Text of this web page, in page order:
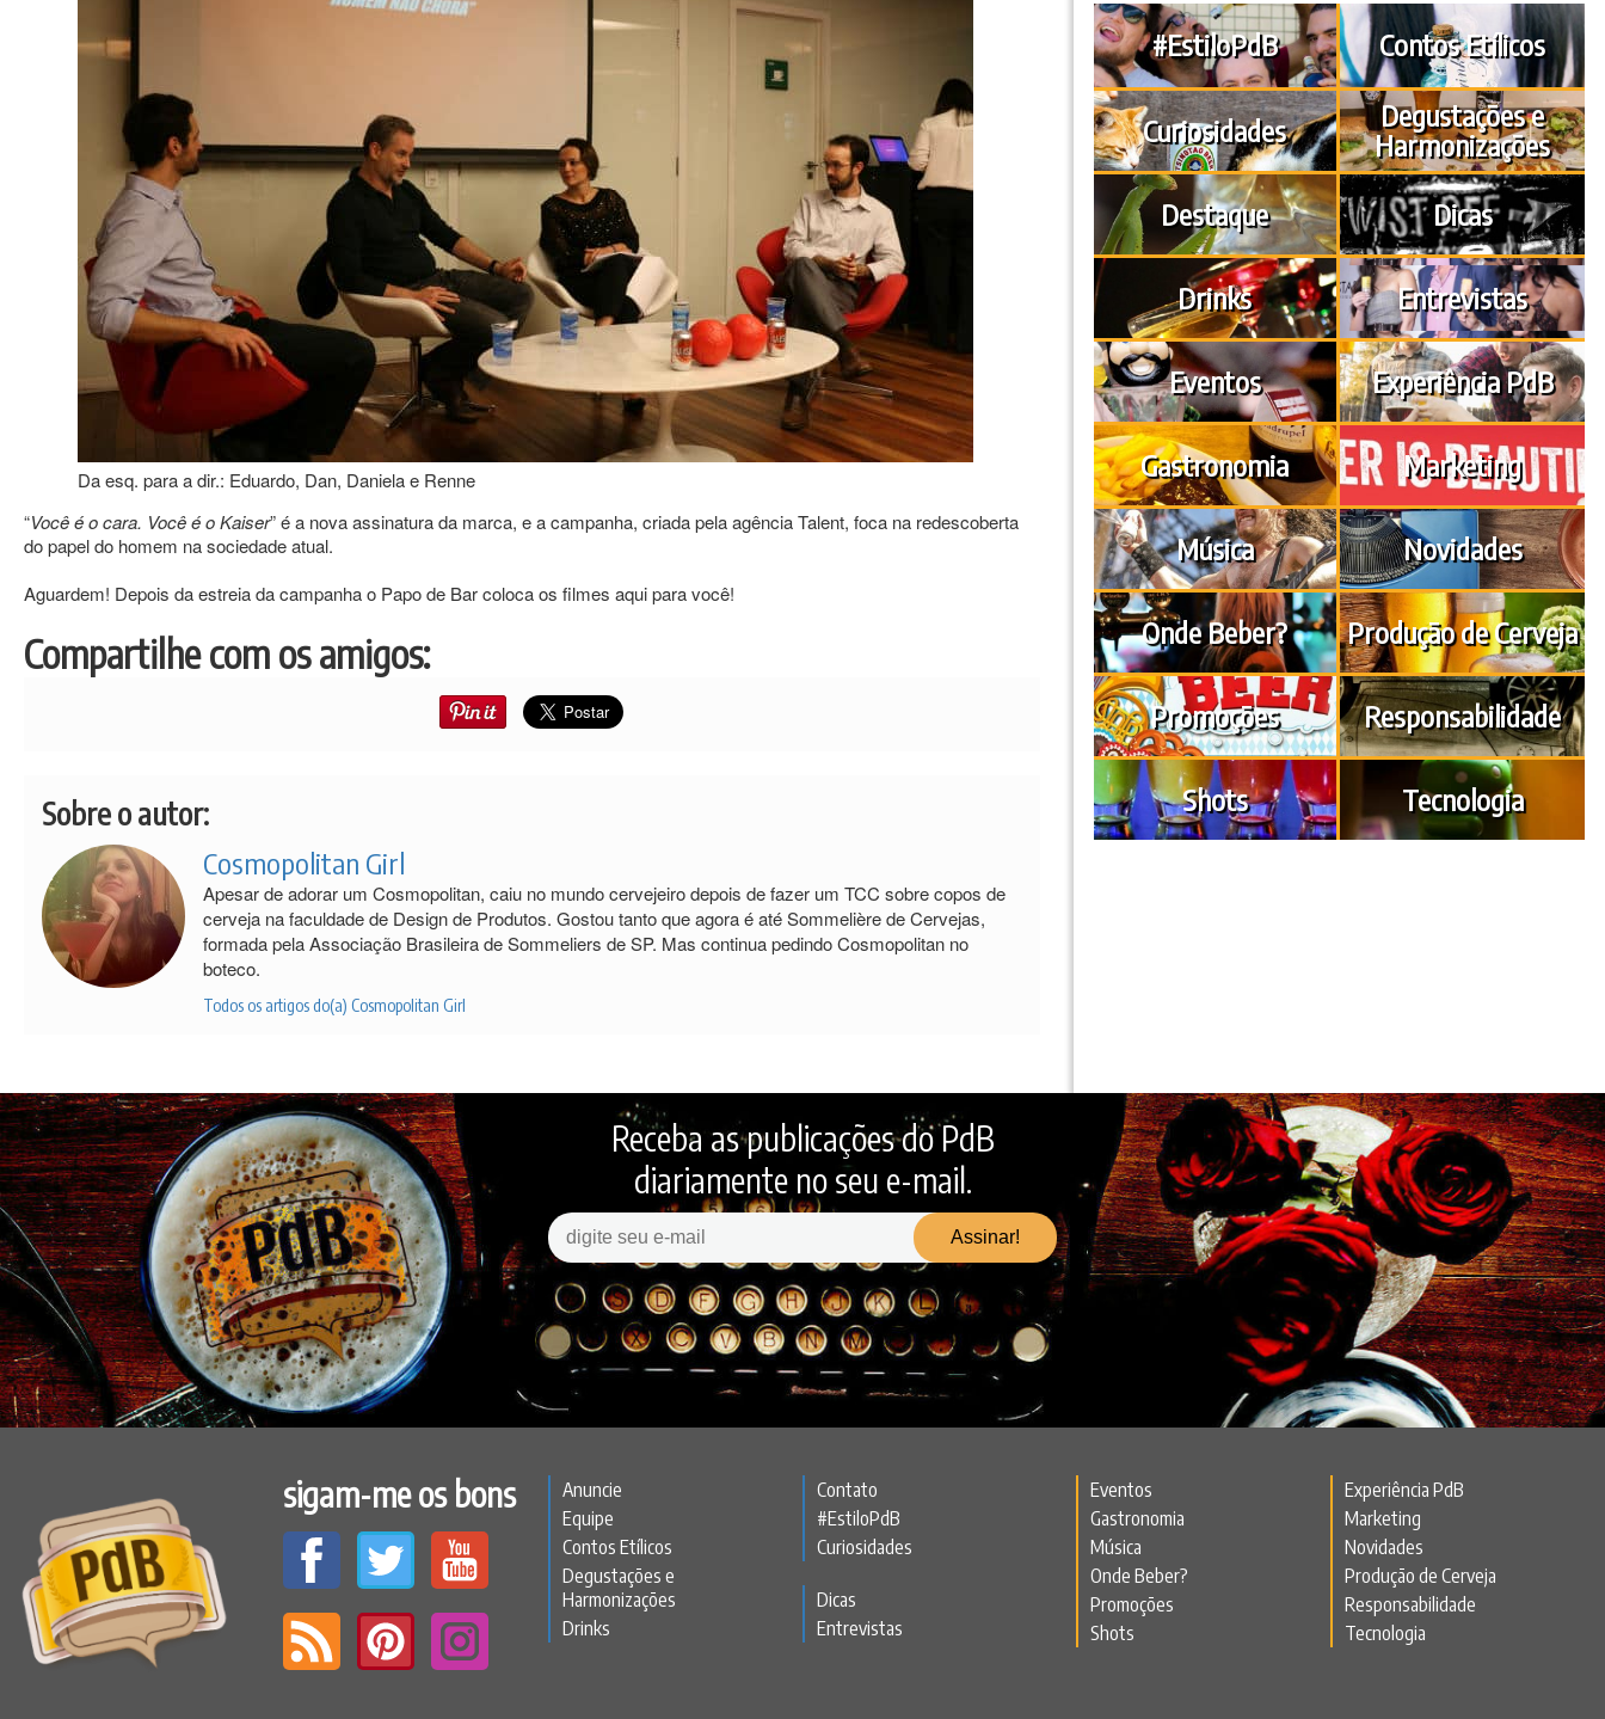
Da esq. para a dir.: Eduardo, Dan, Daniela e Renne
“Você é o cara. Você é o Kaiser” é a nova assinatura da marca, e a campanha, criada pela agência Talent, foca na redescoberta
do papel do homem na sociedade atual.
Aguardem! Depois da estreia da campanha o Papo de Bar coloca os filmes aqui para você!
Compartilhe com os amigos:
Sobre o autor:
Cosmopolitan Girl
Apesar de adorar um Cosmopolitan, caiu no mundo cervejeiro depois de fazer um TCC sobre copos de
cerveja na faculdade de Design de Produtos. Gostou tanto que agora é até Sommelière de Cervejas,
formada pela Associação Brasileira de Sommeliers de SP. Mas continua pedindo Cosmopolitan no
boteco.
Todos os artigos do(a) Cosmopolitan Girl
#EstiloPdB Contos Etílicos
Curiosidades
Degustações e
Harmonizações
Destaque
Dicas
Drinks Entrevistas
Eventos Experiência PdB
Gastronomia Marketing
Música Novidades
Onde Beber? Produção de Cerveja
Promoções Responsabilidade
Shots Tecnologia
Receba as publicações do PdB
diariamente no seu e-mail.
sigam-me os bons Anuncie
Contato
Equipe
#EstiloPdB
Contos Etílicos
Curiosidades
Degustações e
Harmonizações
Dicas
Drinks
Entrevistas
Eventos
Experiência PdB
Gastronomia
Marketing
Música
Novidades
Onde Beber?
Produção de Cerveja
Promoções
Responsabilidade
Shots
Tecnologia